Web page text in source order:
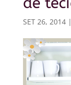
SET 26, 2014|